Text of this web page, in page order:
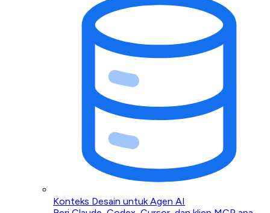
Konteks Desain untuk Agen AI